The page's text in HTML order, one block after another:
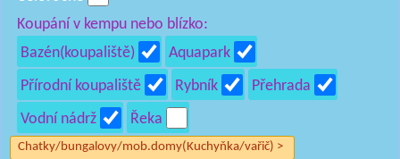
Koupání v kempu nebo blízko:
Bazén(koupaliště)
Aquapark
Přírodní koupaliště
Rybník
Přehrada
Vodní nádrž
Řeka
Chatky/bungalovy/mob.domy(Kuchyňka/vařič) >